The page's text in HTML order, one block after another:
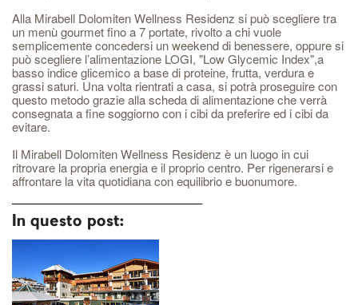
Alla Mirabell Dolomiten Wellness Residenz si può scegliere tra
un menù gourmet fino a 7 portate, rivolto a chi vuole
semplicemente concedersi un weekend di benessere, oppure si
può scegliere l’alimentazione LOGI, "Low Glycemic Index",a
basso indice glicemico a base di proteine, frutta, verdura e
grassi saturi. Una volta rientrati a casa, si potrà proseguire con
questo metodo grazie alla scheda di alimentazione che verrà
consegnata a fine soggiorno con i cibi da preferire ed i cibi da
evitare.
Il Mirabell Dolomiten Wellness Residenz è un luogo in cui
ritrovare la propria energia e il proprio centro. Per rigenerarsi e
affrontare la vita quotidiana con equilibrio e buonumore.
In questo post: